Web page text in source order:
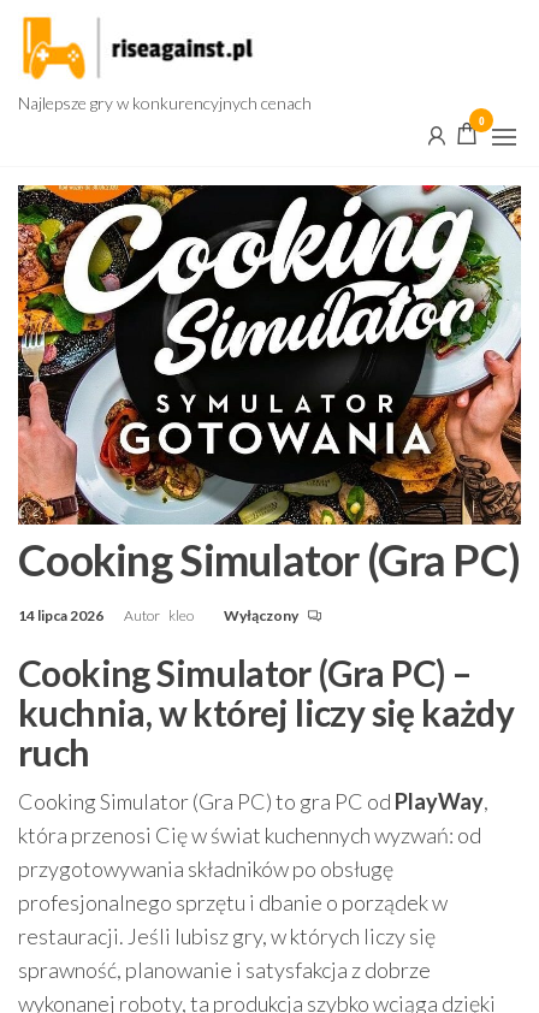
Przejdź
treści
Najlepsze gry w konkurencyjnych cenach
0
Cooking Simulator (Gra PC)
14 lipca 2026 Autor kleo Wyłączony
Cooking Simulator (Gra PC) –
kuchnia, w której liczy się każdy
ruch
Cooking Simulator (Gra PC) to gra PC od PlayWay,
która przenosi Cię w świat kuchennych wyzwań: od
przygotowywania składników po obsługę
profesjonalnego sprzętu i dbanie o porządek w
restauracji. Jeśli lubisz gry, w których liczy się
sprawność, planowanie i satysfakcja z dobrze
wykonanej roboty, ta produkcja szybko wciąga dzięki